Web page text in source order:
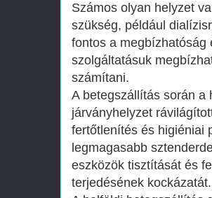
Számos olyan helyzet
szükség, például
fontos a megbízhatóság
szolgáltatásuk
számítani.
A betegszállítás során a
járványhelyzet
fertőtlenítés és higiéniai
legmagasabb
eszközök tisztítását és
terjedésének kockázatát.